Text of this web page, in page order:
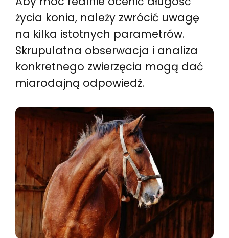
życia konia, należy zwrócić uwagę
na kilka istotnych parametrów.
Skrupulatna obserwacja i analiza
konkretnego zwierzęcia mogą dać
miarodajną odpowiedź.